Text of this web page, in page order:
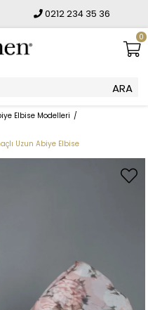
0212 234 35 36
0
Elbise Modelleri
Uzun Abiye Elbise